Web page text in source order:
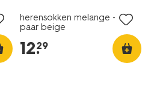
herensokken melange - 5
paar beige
12.
29